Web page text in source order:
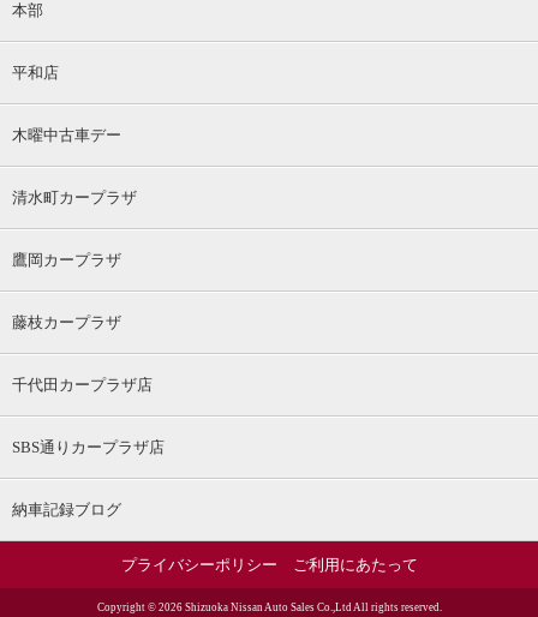
本部
平和店
木曜中古車デー
清水町カープラザ
鷹岡カープラザ
藤枝カープラザ
千代田カープラザ店
SBS通りカープラザ店
納車記録ブログ
プライバシーポリシー ご利用にあたって
Copyright © 2026 Shizuoka Nissan Auto Sales Co.,Ltd All rights reserved.